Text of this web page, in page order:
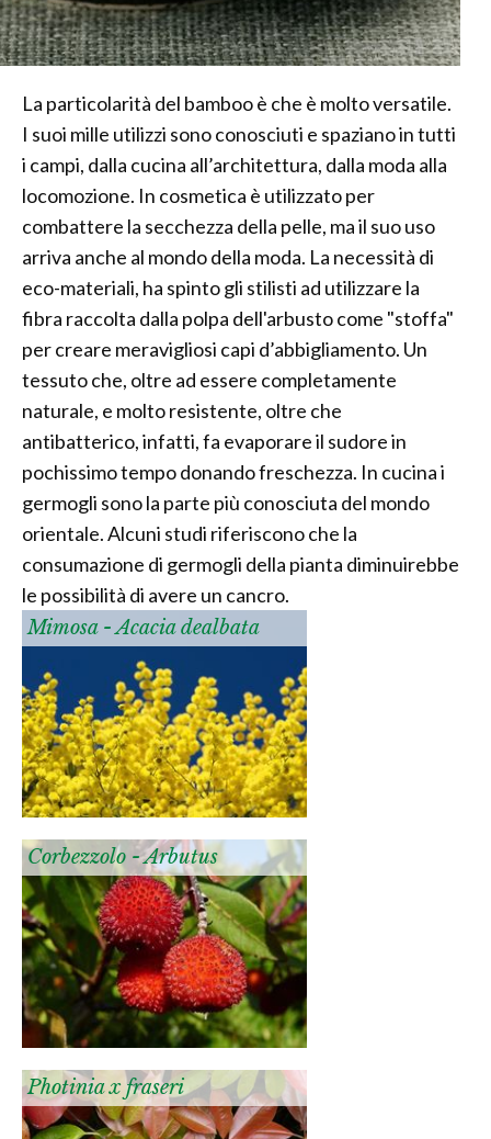
La particolarità del bamboo è che è molto versatile.
I suoi mille utilizzi sono conosciuti e spaziano in tutti
i campi, dalla cucina all’architettura, dalla moda alla
locomozione. In cosmetica è utilizzato per
combattere la secchezza della pelle, ma il suo uso
arriva anche al mondo della moda. La necessità di
eco-materiali, ha spinto gli stilisti ad utilizzare la
fibra raccolta dalla polpa dell'arbusto come "stoffa"
per creare meravigliosi capi d’abbigliamento. Un
tessuto che, oltre ad essere completamente
naturale, e molto resistente, oltre che
antibatterico, infatti, fa evaporare il sudore in
pochissimo tempo donando freschezza. In cucina i
germogli sono la parte più conosciuta del mondo
orientale. Alcuni studi riferiscono che la
consumazione di germogli della pianta diminuirebbe
le possibilità di avere un cancro.
Mimosa - Acacia dealbata
Corbezzolo - Arbutus
Photinia x fraseri